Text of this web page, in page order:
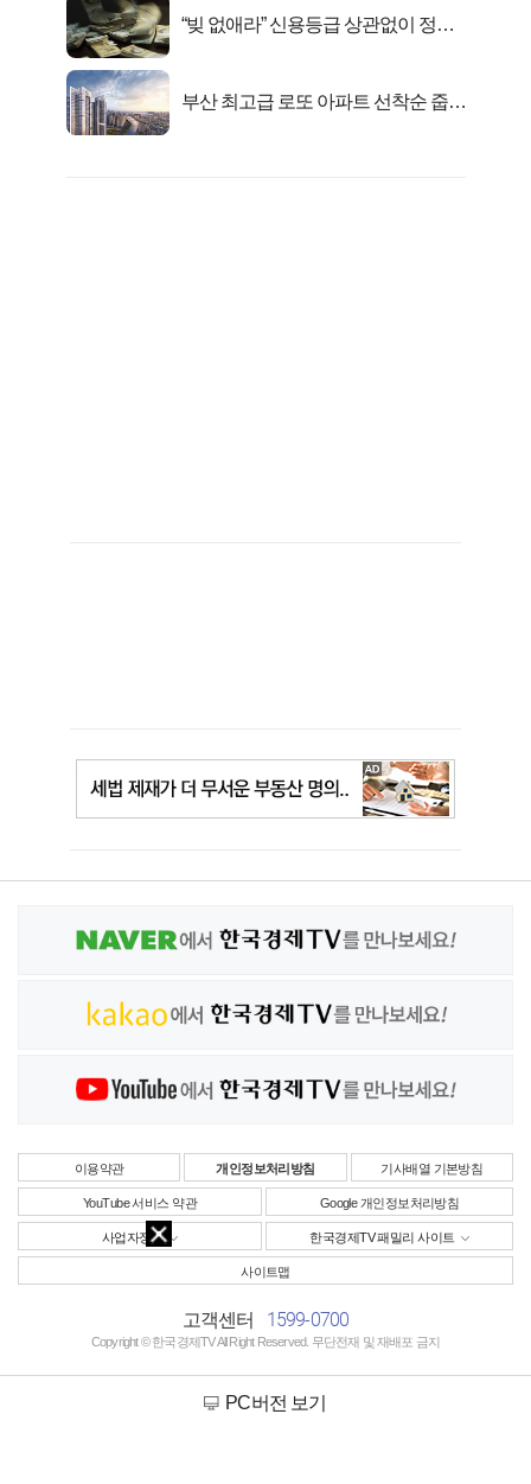
“빚 없애라” 신용등급 상관없이 정부
부산 최고급 로또 아파트 선착순 줍줍
이용약관 개인정보처리방침 기사배열 기본방침
YouTube 서비스 약관 Google 개인정보처리방침
사업자정보 한국경제TV 패밀리 사이트
사이트맵
고객센터 1599-0700
Copyright © 한국경제TV All Right Reserved. 무단전재 및 재배포 금지
PC버전 보기